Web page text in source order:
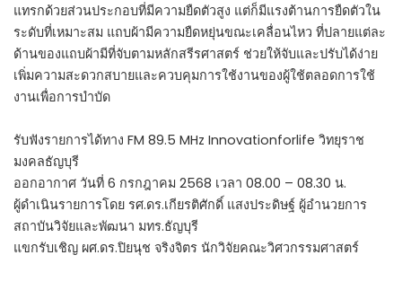
แทรกด้วยส่วนประกอบที่มีความยืดตัวสูง แต่ก็มีแรงต้านการยืดตัวใน
ระดับที่เหมาะสม แถบผ้ามีความยืดหยุ่นขณะเคลื่อนไหว ที่ปลายแต่ละ
ด้านของแถบผ้ามีที่จับตามหลักสรีรศาสตร์ ช่วยให้จับและปรับได้ง่าย
เพิ่มความสะดวกสบายและควบคุมการใช้งานของผู้ใช้ตลอดการใช้
งานเพื่อการบำบัด
รับฟังรายการได้ทาง FM 89.5 MHz Innovationforlife วิทยุราช
มงคลธัญบุรี
ออกอากาศ วันที่ 6 กรกฎาคม 2568 เวลา 08.00 – 08.30 น.
ผู้ดำเนินรายการโดย รศ.ดร.เกียรติศักดิ์ แสงประดิษฐ์ ผู้อำนวยการ
สถาบันวิจัยและพัฒนา มทร.ธัญบุรี
แขกรับเชิญ ผศ.ดร.ปิยนุช จริงจิตร นักวิจัยคณะวิศวกรรมศาสตร์